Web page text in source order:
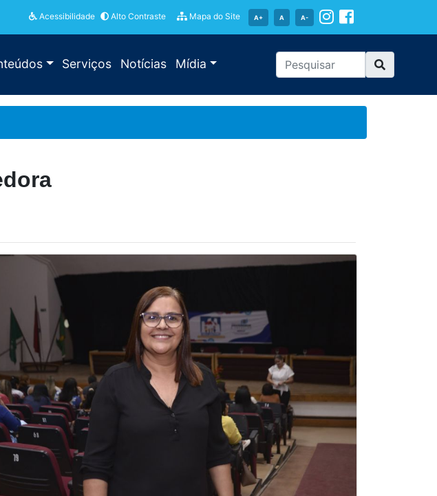
Acessibilidade Alto Contraste Mapa do Site A+ A A-
Serviços Notícias Mídia